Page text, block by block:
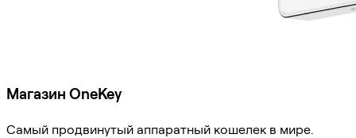
Магазин OneKey
Самый продвинутый аппаратный кошелек в мире.